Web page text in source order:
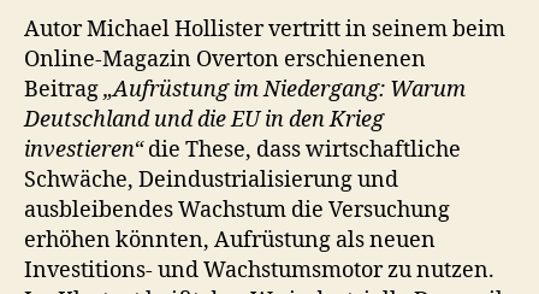
Autor Michael Hollister vertritt in seinem beim
Online-Magazin Overton erschienenen
Beitrag„Aufrüstung im Niedergang: Warum
Deutschland und die EU in den Krieg
investieren“die These, dass wirtschaftliche
Schwäche, Deindustrialisierung und
ausbleibendes Wachstum die Versuchung
erhöhen könnten, Aufrüstung als neuen
Investitions- und Wachstumsmotor zu nutzen.